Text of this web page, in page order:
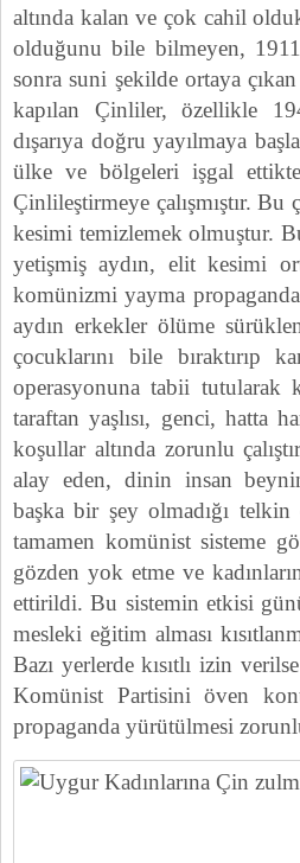
altında kalan ve çok cahil
olduğunu bile bilmeyen, 1911
sonra suni şekilde ortaya
kapılan Çinliler, özellikle
dışarıya doğru yayılmaya
ülke ve bölgeleri işgal
Çinlileştirmeye çalışmıştır. Bu
kesimi temizlemek olmuştur.
yetişmiş aydın, elit kesimi
komünizmi yayma
aydın erkekler ölüme
çocuklarını bile bıraktırıp
operasyonuna tabii
taraftan yaşlısı, genci, hatta
koşullar altında zorunlu
alay eden, dinin insan
başka bir şey olmadığı
tamamen komünist sisteme
gözden yok etme ve
ettirildi. Bu sistemin etkisi
mesleki eğitim alması
Bazı yerlerde kısıtlı izin
Komünist Partisini öven
propaganda yürütülmesi